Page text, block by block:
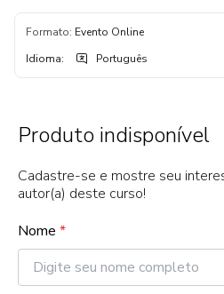
Formato: Evento Online
Idioma: Português
Produto indisponível
Cadastre-se e mostre seu
autor(a) deste curso!
Nome *